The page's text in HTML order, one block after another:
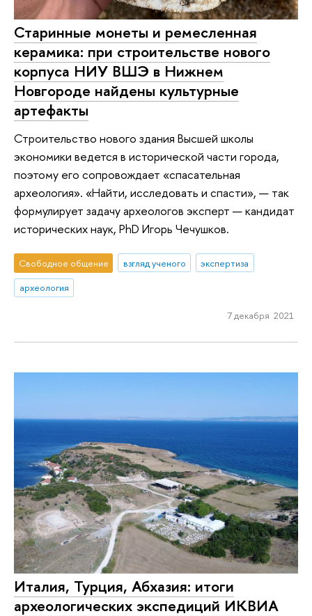
Старинные монеты и ремесленная
керамика: при строительстве нового
корпуса НИУ ВШЭ в Нижнем
Новгороде найдены культурные
артефакты
Строительство нового здания Высшей школы
экономики ведется в исторической части города,
поэтому его сопровождает «спасательная
археология». «Найти, исследовать и спасти», — так
формулирует задачу археологов эксперт — кандидат
исторических наук, PhD Игорь Чечушков.
Свободное общение взгляд ученого
экспертиза
археология
7 декабря 2021
Италия, Турция, Абхазия: итоги
археологических экспедиций ИКВИА